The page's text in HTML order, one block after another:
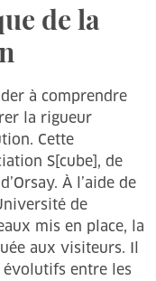
de la
à comprendre
la rigueur
Cette
S[cube], de
À l’aide de
de
mis en place, la
aux visiteurs. Il
entre les